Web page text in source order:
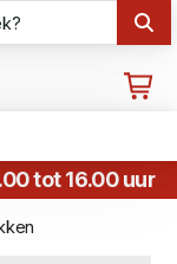
tot 16.00 uur